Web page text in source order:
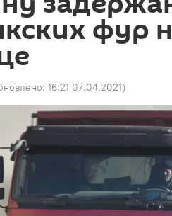
фур
16:21 07.04.2021)